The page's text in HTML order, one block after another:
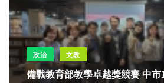
政治 文教
備戰教育部教學卓越獎競賽 中市10校特色課程進入